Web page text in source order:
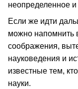
неопределенное
Если же идти
можно напомнить
соображения,
науковедения и
известные тем,
науки.